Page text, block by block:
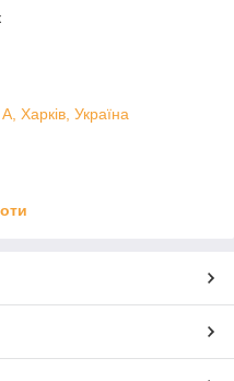
Харків, Україна